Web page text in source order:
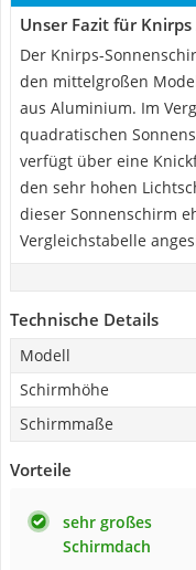
Unser Fazit für
Der Knirps-
den mittelgroßen
aus Aluminium. Im
quadratischen
verfügt über eine
den sehr hohen
dieser Sonnenschirm
Vergleichstabelle
Technische Details
Modell
Schirmhöhe
Schirmmaße
Vorteile
sehr großes
Schirmdach